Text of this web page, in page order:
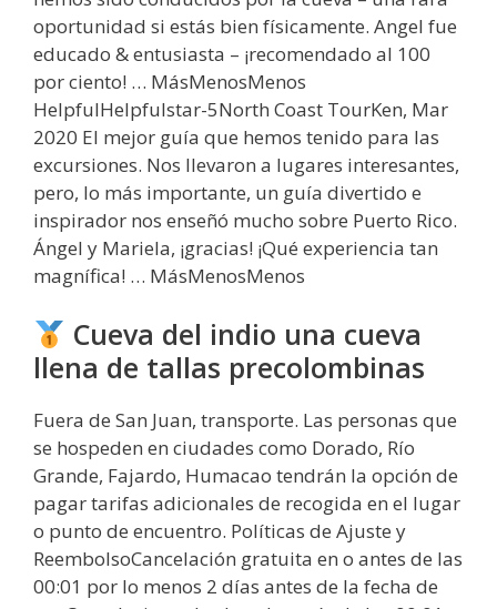
oportunidad si estás bien físicamente. Angel fue
educado & entusiasta – ¡recomendado al 100
por ciento! … MásMenosMenos
HelpfulHelpfulstar-5North Coast TourKen, Mar
2020 El mejor guía que hemos tenido para las
excursiones. Nos llevaron a lugares interesantes,
pero, lo más importante, un guía divertido e
inspirador nos enseñó mucho sobre Puerto Rico.
Ángel y Mariela, ¡gracias! ¡Qué experiencia tan
magnífica! … MásMenosMenos
Cueva del indio una cueva
llena de tallas precolombinas
Fuera de San Juan, transporte. Las personas que
se hospeden en ciudades como Dorado, Río
Grande, Fajardo, Humacao tendrán la opción de
pagar tarifas adicionales de recogida en el lugar
o punto de encuentro. Políticas de Ajuste y
ReembolsoCancelación gratuita en o antes de las
00:01 por lo menos 2 días antes de la fecha de